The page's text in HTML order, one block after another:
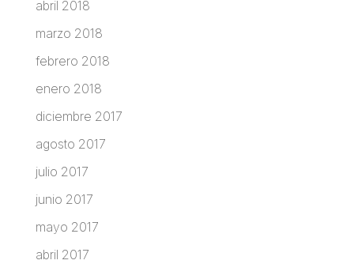
abril 2018
marzo 2018
febrero 2018
enero 2018
diciembre 2017
agosto 2017
julio 2017
junio 2017
mayo 2017
abril 2017